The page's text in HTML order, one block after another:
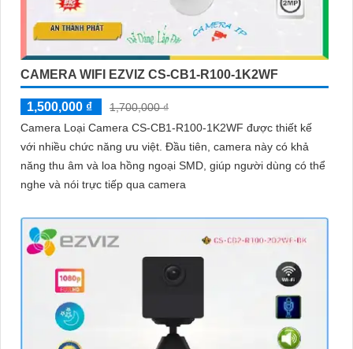
CAMERA WIFI EZVIZ CS-CB1-R100-1K2WF
1,500,000 ₫
1,700,000 ₫
Camera Loại Camera CS-CB1-R100-1K2WF được thiết kế
với nhiều chức năng ưu việt. Đầu tiên, camera này có khả
năng thu âm và loa hồng ngoại SMD, giúp người dùng có thể
nghe và nói trực tiếp qua camera